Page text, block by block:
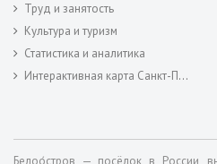
Труд и занятость
Культура и туризм
Статистика и аналитика
Интерактивная карта Санкт-Петербурга